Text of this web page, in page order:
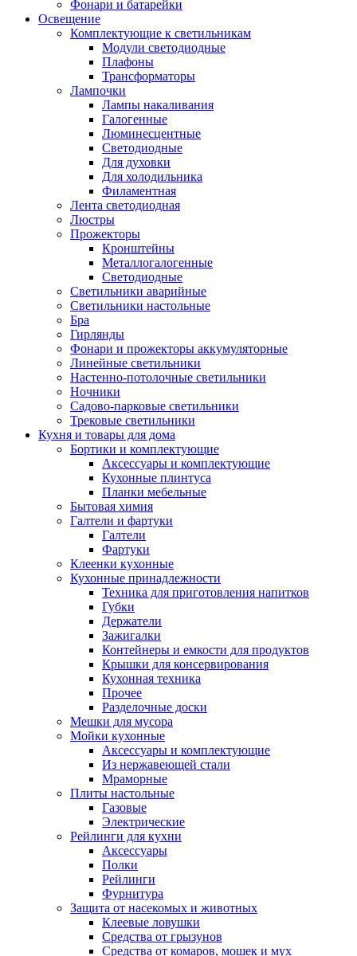
Фонари и батарейки
Освещение
Комплектующие к светильникам
Модули светодиодные
Плафоны
Трансформаторы
Лампочки
Лампы накаливания
Галогенные
Люминесцентные
Светодиодные
Для духовки
Для холодильника
Филаментная
Лента светодиодная
Люстры
Прожекторы
Кронштейны
Металлогалогенные
Светодиодные
Светильники аварийные
Светильники настольные
Бра
Гирлянды
Фонари и прожекторы аккумуляторные
Линейные светильники
Настенно-потолочные светильники
Ночники
Садово-парковые светильники
Трековые светильники
Кухня и товары для дома
Бортики и комплектующие
Аксессуары и комплектующие
Кухонные плинтуса
Планки мебельные
Бытовая химия
Галтели и фартуки
Галтели
Фартуки
Клеенки кухонные
Кухонные принадлежности
Техника для приготовления напитков
Губки
Держатели
Зажигалки
Контейнеры и емкости для продуктов
Крышки для консервирования
Кухонная техника
Прочее
Разделочные доски
Мешки для мусора
Мойки кухонные
Аксессуары и комплектующие
Из нержавеющей стали
Мраморные
Плиты настольные
Газовые
Электрические
Рейлинги для кухни
Аксессуары
Полки
Рейлинги
Фурнитура
Защита от насекомых и животных
Клеевые ловушки
Средства от грызунов
Средства от комаров, мошек и мух